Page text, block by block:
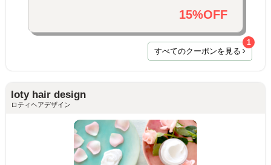
15%OFF
すべてのクーポンを見る
1
loty hair design
ロティヘアデザイン